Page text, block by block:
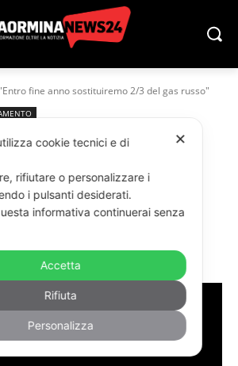
fine anno sostituiremo 2/3 del gas russo"
fine anno
2/3 del gas
✕
cookie tecnici e di
rifiutare o personalizzare i
i pulsanti desiderati.
informativa continuerai senza
Accetta
Rifiuta
Personalizza